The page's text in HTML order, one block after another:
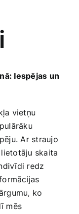
Iespējas un​
vietņu
Ar straujo
skaita
redz
ko
mēs